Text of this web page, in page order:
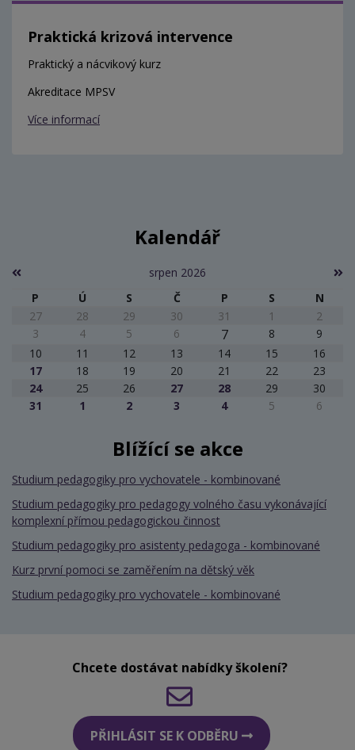
Praktická krizová intervence
Praktický a nácvikový kurz
Akreditace MPSV
Více informací
Kalendář
srpen 2026
P
Ú S Č P S
N
27
28 29 30 31 1
2
3
4 5 6 7 8
9
10
11 12 13 14 15
16
17
18 19 20 21 22
23
24
25 26 27 28 29
30
31
1 2 3 4 5 6
Blížící se akce
Studium pedagogiky pro vychovatele - kombinované
Studium pedagogiky pro pedagogy volného času vykonávající
komplexní přímou pedagogickou činnost
Studium pedagogiky pro asistenty pedagoga - kombinované
Kurz první pomoci se zaměřením na dětský věk
Studium pedagogiky pro vychovatele - kombinované
Chcete dostávat nabídky školení?
PŘIHLÁSIT SE K ODBĚRU